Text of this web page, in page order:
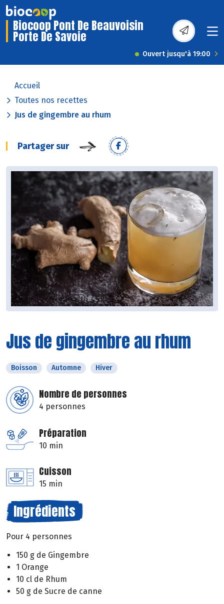
Biocoop Pont De Beauvoisin
Porte De Savoie
Ouvert jusqu'à 19:00
Accueil
Toutes nos recettes
Jus de gingembre au rhum
Partager sur
Jus de gingembre au rhum
Boisson Automne Hiver
Nombre de personnes
4 personnes
Préparation
10 min
Cuisson
15 min
Ingrédients
Pour 4 personnes
150 g de Gingembre
1 Orange
10 cl de Rhum
50 g de Sucre de canne